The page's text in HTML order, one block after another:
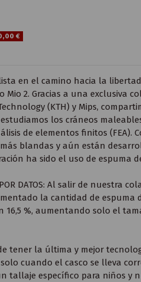
€
en el camino hacia la
Mio 2. Gracias a una exclusiva
(KTH) y Mips,
los cráneos
de elementos finitos (FEA).
blandas y aún están
ha sido el uso de espuma
DATOS: Al salir de nuestra
la cantidad de espuma
16,5 %, aumentando solo el
tener la última y mejor
cuando el casco se lleva
tallaje específico para niños y